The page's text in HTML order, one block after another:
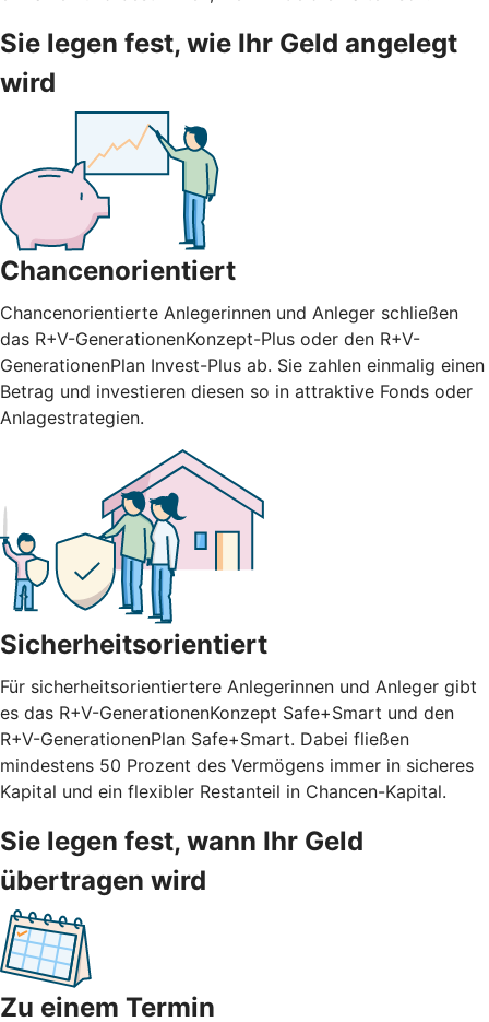
Sie legen fest, wie Ihr Geld angelegt
wird
Chancenorientiert
Chancenorientierte Anlegerinnen und Anleger schließen
das R+V-GenerationenKonzept-Plus oder den R+V-
GenerationenPlan Invest-Plus ab. Sie zahlen einmalig einen
Betrag und investieren diesen so in attraktive Fonds oder
Anlagestrategien.
Sicherheitsorientiert
Für sicherheitsorientiertere Anlegerinnen und Anleger gibt
es das R+V-GenerationenKonzept Safe+Smart und den
R+V-GenerationenPlan Safe+Smart. Dabei fließen
mindestens 50 Prozent des Vermögens immer in sicheres
Kapital und ein flexibler Restanteil in Chancen-Kapital.
Sie legen fest, wann Ihr Geld
übertragen wird
Zu einem Termin